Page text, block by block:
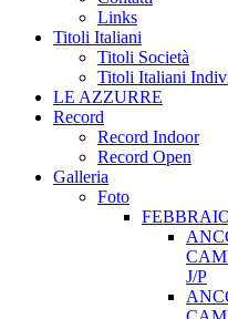
Links
Titoli Italiani
Titoli Società
Titoli Italiani
LE AZZURRE
Record
Record Indoor
Record Open
Galleria
Foto
J/P